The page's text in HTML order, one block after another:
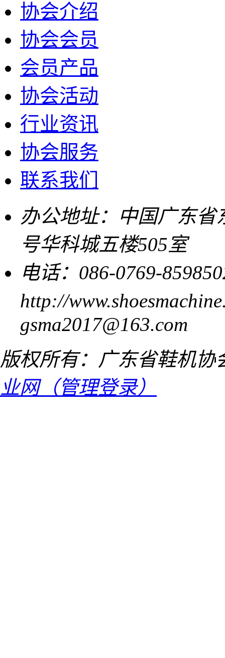
协会介绍
协会会员
会员产品
协会活动
行业资讯
协会服务
联系我们
办公地址：中国广东省
号华科城五楼505室
电话：086-0769-
http://
gsma2017@163.com
版权所有：广东省鞋机协
业网（管理登录）